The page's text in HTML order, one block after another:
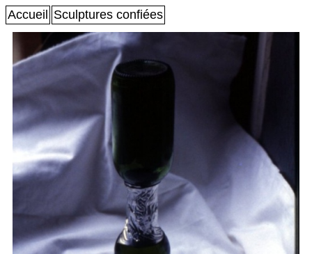
Accueil Sculptures confiées